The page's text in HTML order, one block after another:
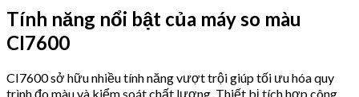
Tính năng nổi bật của máy so màu
CI7600
CI7600 sở hữu nhiều tính năng vượt trội giúp tối ưu hóa quy
trình đo màu và kiểm soát chất lượng. Thiết bị tích hợp công